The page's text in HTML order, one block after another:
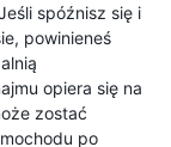
spóźnisz się i
powinieneś
opiera się na
zostać
po